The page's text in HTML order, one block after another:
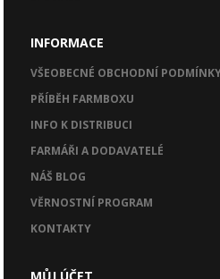
INFORMACE
VŠEOBECNÉ OBCHODNÍ
PŘÍBĚH FARMBOXU
INFO K DISTRIBUCI
FARMÁŘI A DODAVATELÉ
NÁŠ BLOG
VĚRNOSTNÍ PROGRAM
KONTAKTY